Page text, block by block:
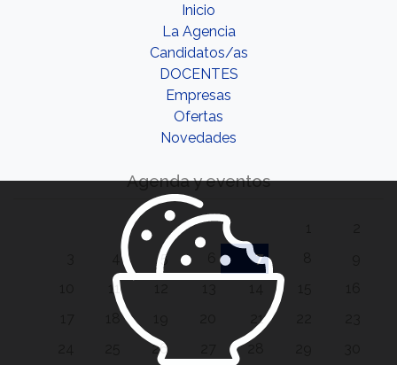
Inicio
La Agencia
Candidatos/as
DOCENTES
Empresas
Ofertas
Novedades
Agenda y eventos
5 7
11
21
26 28